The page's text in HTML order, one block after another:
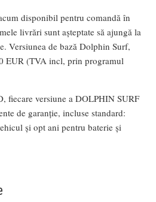
disponibil pentru comandă în
livrări sunt așteptate să ajungă la
Versiunea de bază Dolphin Surf,
EUR (TVA incl, prin programul
fiecare versiune a DOLPHIN SURF
de garanție, incluse standard:
și opt ani pentru baterie și